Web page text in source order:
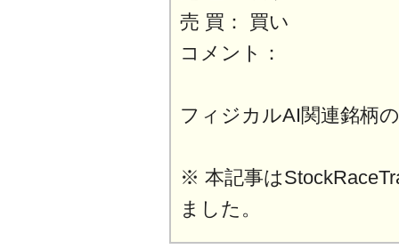
売 買： 買い
コメント：
フィジカルAI関連銘柄
※ 本記事は
ました。